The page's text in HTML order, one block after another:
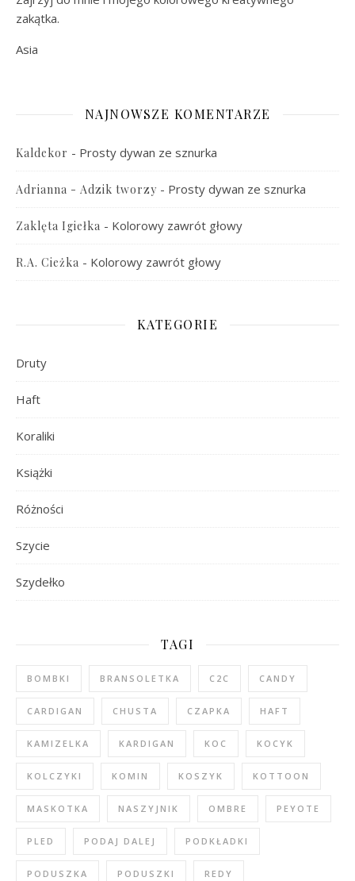
zakątka.
Asia
NAJNOWSZE KOMENTARZE
Kaldekor - Prosty dywan ze sznurka
Adrianna - Adzik tworzy - Prosty dywan ze sznurka
Zaklęta Igiełka - Kolorowy zawrót głowy
R.A. Cieżka - Kolorowy zawrót głowy
KATEGORIE
Druty
Haft
Koraliki
Książki
Różności
Szycie
Szydełko
TAGI
BOMBKI BRANSOLETKA C2C CANDY
CARDIGAN CHUSTA CZAPKA HAFT
KAMIZELKA KARDIGAN KOC KOCYK
KOLCZYKI KOMIN KOSZYK KOTTOON
MASKOTKA NASZYJNIK OMBRE PEYOTE
PLED PODAJ DALEJ PODKŁADKI
PODUSZKA PODUSZKI REDY